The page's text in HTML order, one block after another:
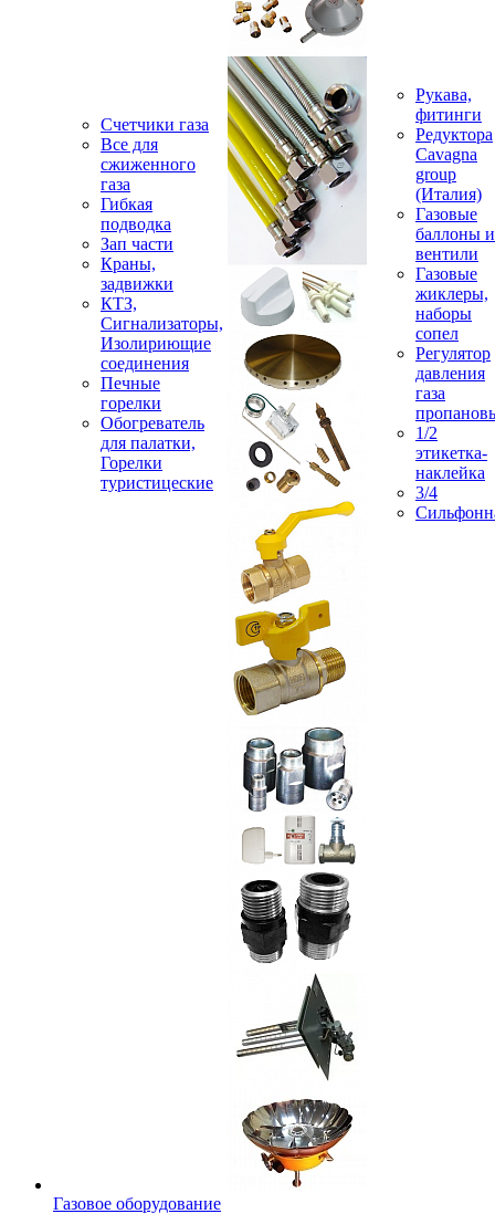
Счетчики газа
Все для
сжиженного
газа
Гибкая
подводка
Зап части
Краны,
задвижки
КТЗ,
Сигнализаторы,
Изолириющие
соединения
Печные
горелки
Обогреватель
для палатки,
Горелки
туристицеские
Рукава,
фитинги
Редуктора
Cavagna
group
(Италия)
Газовые
баллоны и
вентили
Газовые
жиклеры,
наборы
сопел
Регулятор
давления
газа
1/2
этикетка-
наклейка
3/4
Газовое оборудование